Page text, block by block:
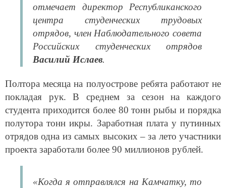
отмечает директор Республиканского
центра студенческих трудовых
отрядов, член Наблюдательного совета
Российских студенческих отрядов
Василий Ислаев.
Полтора месяца на полуострове ребята работают не
покладая рук. В среднем за сезон на каждого
студента приходится более 80 тонн рыбы и порядка
полутора тонн икры. Заработная плата у путинных
отрядов одна из самых высоких – за лето участники
проекта заработали более 90 миллионов рублей.
«Когда я отправлялся на Камчатку, то